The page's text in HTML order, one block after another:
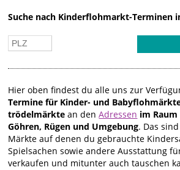
Suche nach Kinderflohmarkt-Terminen
Hier oben findest du alle uns zur
Termine für Kinder- und
trödelmärkte an denAdressen im Raum
Göhren, Rügen und Umgebung. Das
Märkte auf denen du gebrauchte
Spielsachen sowie andere Ausstattung
verkaufen und mitunter auch tauschen